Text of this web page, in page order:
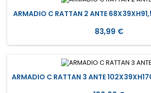
ARMADIO C RATTAN 2 ANTE
Prezzo
83,99 €
ARMADIO C RATTAN 3 ANTE